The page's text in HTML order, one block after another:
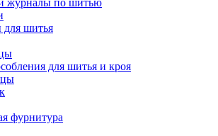
журналы по шитью
шитья
для шитья и кроя
фурнитура